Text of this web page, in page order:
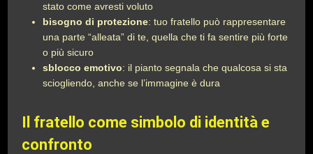
stato come avresti voluto
bisogno di protezione: tuo fratello può rappresentare
una parte “alleata” di te, quella che ti fa sentire più forte
o più sicuro
sblocco emotivo: il pianto segnala che qualcosa si sta
sciogliendo, anche se l’immagine è dura
Il fratello come simbolo di identità e
confronto